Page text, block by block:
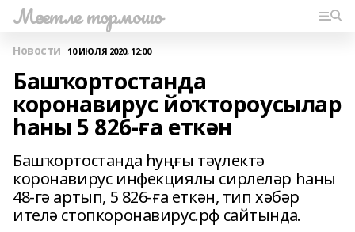
Мәсетле тормошо
Новости 10 ИЮЛЯ 2020, 12:00
Башҡортостанда
коронавирус йоҡтороусылар
һаны 5 826-ға еткән
Башҡортостанда һуңғы тәүлектә
коронавирус инфекциялы сирлеләр һаны
48-гә артып, 5 826-ға еткән, тип хәбәр
ителә стопкоронавирус.рф сайтында.